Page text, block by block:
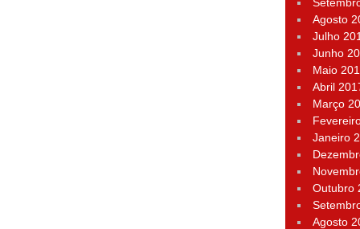
Agosto
Julho
Junho
Maio
Abril
Março
Janeiro
Outubro
Agosto